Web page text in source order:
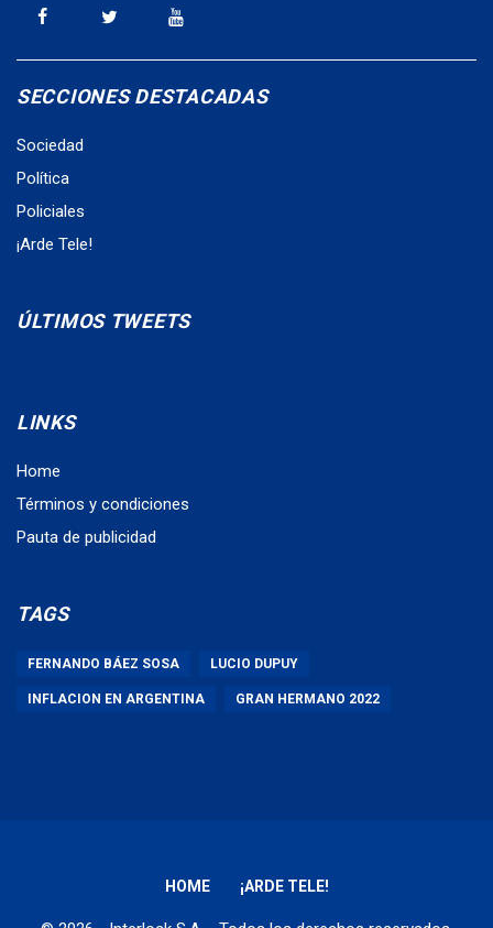
SECCIONES DESTACADAS
Sociedad
Política
Policiales
¡Arde Tele!
ÚLTIMOS TWEETS
LINKS
Home
Términos y condiciones
Pauta de publicidad
TAGS
FERNANDO BÁEZ SOSA LUCIO DUPUY
INFLACION EN ARGENTINA GRAN HERMANO 2022
HOME ¡ARDE TELE!